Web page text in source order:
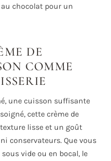
chocolat pour un
DE
COMME
une cuisson suffisante
cette crème de
lisse et un goût
conservateurs. Que vous
vide ou en bocal, le